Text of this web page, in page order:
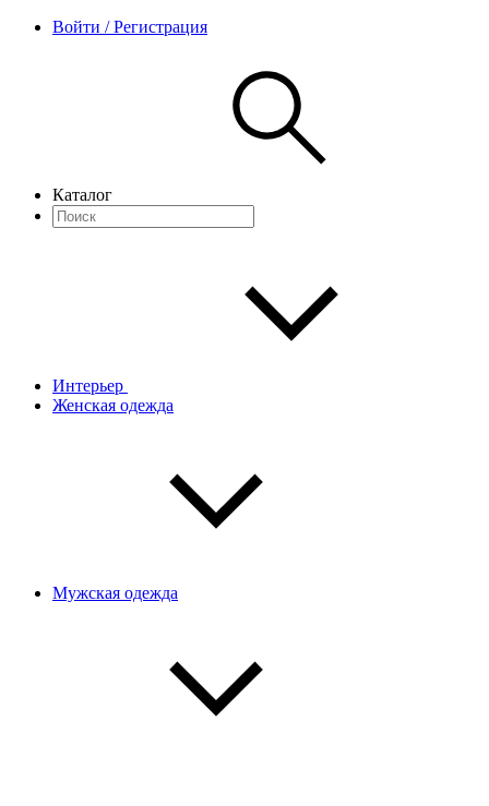
Войти / Регистрация
Каталог
Интерьер
Женская одежда
Мужская одежда